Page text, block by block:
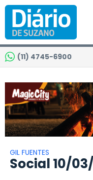
(11) 4745-6900
GIL FUENTES
Social 10/